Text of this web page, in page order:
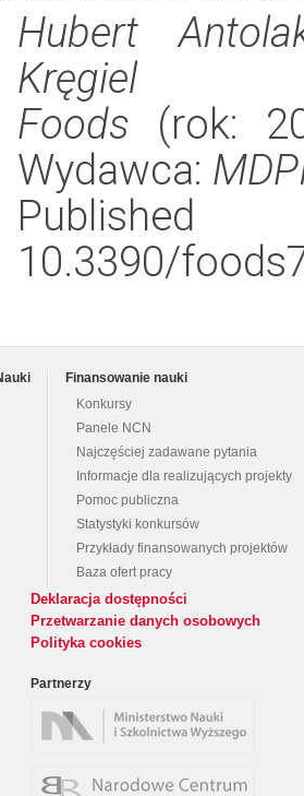
Hubert
Kręgiel
Foods (rok:
Wydawca:
Published
10.3390/
Finansowanie nauki
Konkursy
Panele NCN
Najczęściej zadawane pytania
Informacje dla realizujących projekty
Pomoc publiczna
Statystyki konkursów
Przykłady finansowanych projektów
Baza ofert pracy
Deklaracja dostępności
Przetwarzanie danych osobowych
Polityka cookies
Partnerzy